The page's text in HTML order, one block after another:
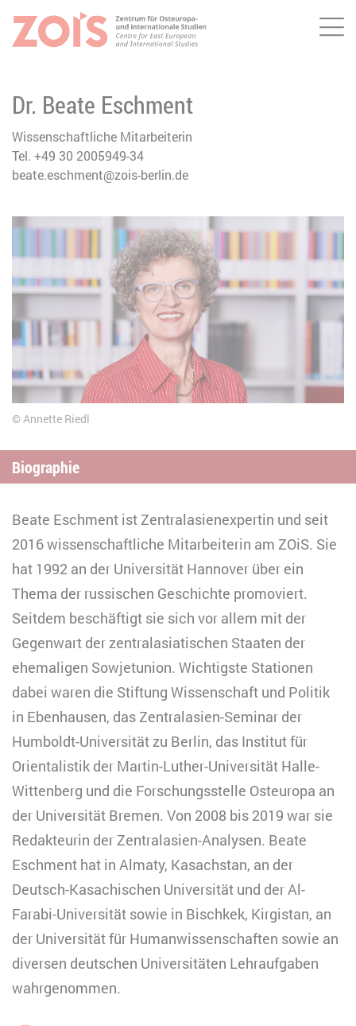
ZUM HAUPTINHALT SPRINGEN
ZUR SUCHE SPRINGEN
Dr. Beate Eschment
Wissenschaftliche Mitarbeiterin
Tel. +49 30 2005949-34
beate.eschment@zois-berlin.de
Annette Riedl
Biographie
Beate Eschment ist Zentralasienexpertin und seit
2016 wissenschaftliche Mitarbeiterin am ZOiS. Sie
hat 1992 an der Universität Hannover über ein
Thema der russischen Geschichte promoviert.
Seitdem beschäftigt sie sich vor allem mit der
Gegenwart der zentralasiatischen Staaten der
ehemaligen Sowjetunion. Wichtigste Stationen
dabei waren die Stiftung Wissenschaft und Politik
in Ebenhausen, das Zentralasien-Seminar der
Humboldt-Universität zu Berlin, das Institut für
Orientalistik der Martin-Luther-Universität Halle-
Wittenberg und die Forschungsstelle Osteuropa an
der Universität Bremen. Von 2008 bis 2019 war sie
Redakteurin der Zentralasien-Analysen. Beate
Eschment hat in Almaty, Kasachstan, an der
Deutsch-Kasachischen Universität und der Al-
Farabi-Universität sowie in Bischkek, Kirgistan, an
der Universität für Humanwissenschaften sowie an
diversen deutschen Universitäten Lehraufgaben
wahrgenommen.